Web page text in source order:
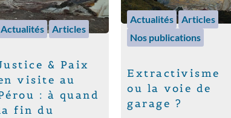
Actualités Articles
& Paix
visite au
: à quand
fin du
Actualités
Articles
Nos publications
Extractivisme
ou la voie de
garage ?